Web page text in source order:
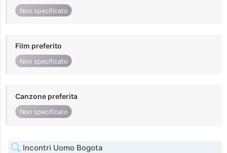
Non specificato
Film preferito
Non specificato
Canzone preferita
Non specificato
Incontri Uomo Bogota